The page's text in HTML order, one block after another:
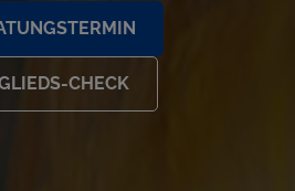
CHECK